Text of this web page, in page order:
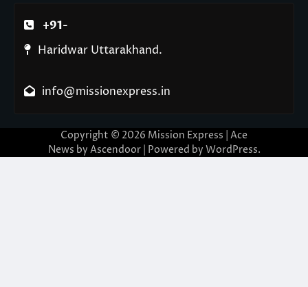
+91-
Haridwar Uttarakhand.
info@missionexpress.in
Copyright © 2026 Mission Express | Ace
News by Ascendoor| Powered by WordPress.